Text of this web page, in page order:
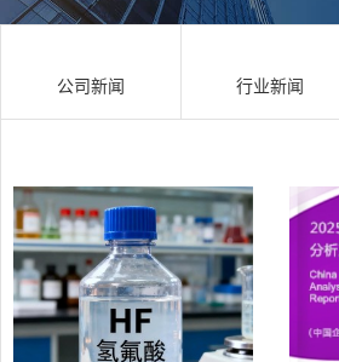
中
例
我
咨
公司新闻 行业新闻